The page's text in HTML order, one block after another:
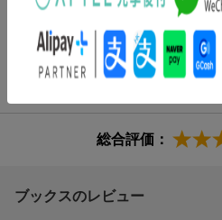
総合評価：
ブックスのレビュー